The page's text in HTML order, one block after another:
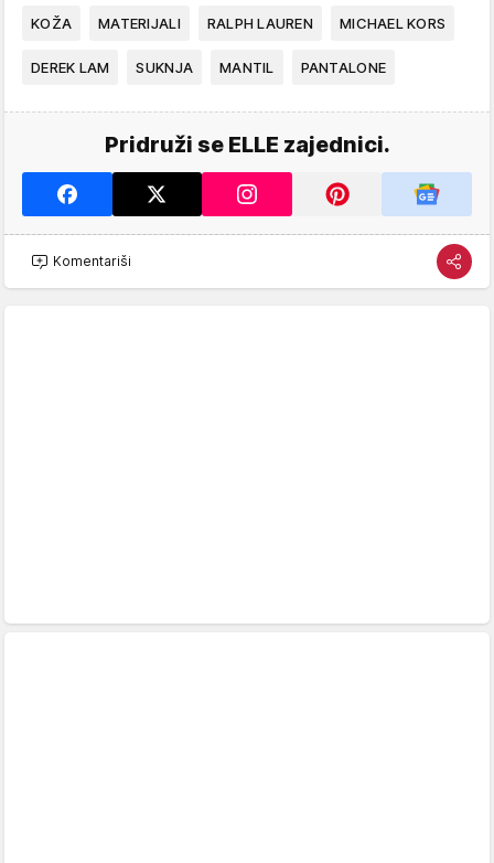
KOŽA MATERIJALI RALPH LAUREN MICHAEL KORS
DEREK LAM SUKNJA MANTIL PANTALONE
Pridruži se ELLE zajednici.
Komentariši